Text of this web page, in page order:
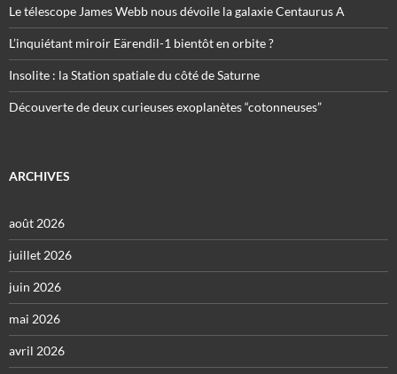
Le télescope James Webb nous dévoile la galaxie Centaurus A
L’inquiétant miroir Eärendil-1 bientôt en orbite ?
Insolite : la Station spatiale du côté de Saturne
Découverte de deux curieuses exoplanètes “cotonneuses”
ARCHIVES
août 2026
juillet 2026
juin 2026
mai 2026
avril 2026